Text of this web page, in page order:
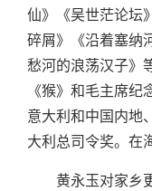
仙》《吴世茫论坛
碎屑》《沿着塞纳
愁河的浪荡汉子》
《猴》和毛主席纪
意大利和中国内地
大利总司令奖。在
黄永玉对家乡